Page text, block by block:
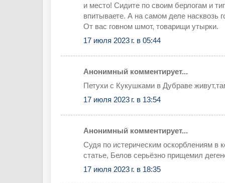
и место! Сидите по своим берлогам и
впитываете. А на самом деле насквозь
От вас говном шмот, товарищи утырки.
17 июля 2023 г. в 05:44
Анонимный комментирует...
Петухи с Кукушками в Дубраве
17 июля 2023 г. в 13:54
Анонимный комментирует...
Судя по истерическим оскорблениям в
статье, Белов серьёзно прищемил
17 июля 2023 г. в 18:35